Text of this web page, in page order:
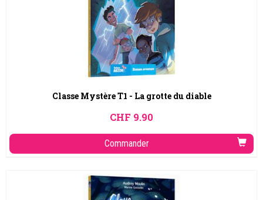
Classe Mystère T1 - La grotte du diable
CHF 9.90
Commander